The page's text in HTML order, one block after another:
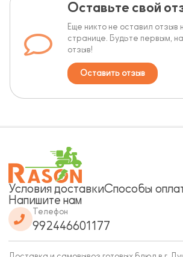
Оставьте свой
Еще никто не оставил отзыв
странице. Будьте первым,
отзыв!
Оставить отзыв
Условия доставкиСпособы
Напишите нам
Телефон
992446601177